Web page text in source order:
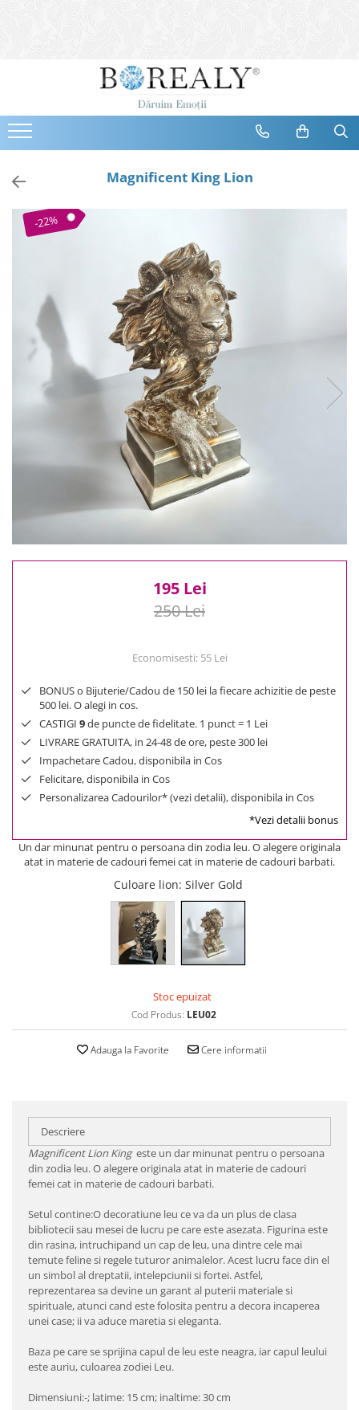
Bijuterii
Cercei
Bratari
Coliere
Brose
Tiare
Bijuterii Copii
Bijuterii Mirese
Selectii
Cele mai noi
100 Lei - 200 Lei
200 Lei - 300 Lei
300 Lei - 500 Lei
Magnificent King Lion
-22%
195 Lei
250 Lei
Economisesti: 55 Lei
BONUS o Bijuterie/Cadou de 150 lei la fiecare achizitie de peste
500 lei. O alegi in cos.
CASTIGI 9de puncte de fidelitate. 1 punct = 1 Lei
LIVRARE GRATUITA, in 24-48 de ore, peste 300 lei
Impachetare Cadou, disponibila in Cos
Felicitare, disponibila in Cos
Personalizarea Cadourilor* (vezi detalii), disponibila in Cos
*Vezi detalii bonus
Un dar minunat pentru o persoana din zodia leu. O alegere originala
atat in materie de cadouri femei cat in materie de cadouri barbati.
Culoare lion: Silver Gold
Stoc epuizat
Cod Produs: LEU02
Adauga la Favorite Cere informatii
Descriere
Magnificent Lion Kingeste un dar minunat pentru o persoana
din zodia leu. O alegere originala atat in materie de cadouri
femei cat in materie de cadouri barbati.
Setul contine:O decoratiune leu ce va da un plus de clasa
bibliotecii sau mesei de lucru pe care este asezata. Figurina este
din rasina, intruchipand un cap de leu, una dintre cele mai
temute feline si regele tuturor animalelor. Acest lucru face din el
un simbol al dreptatii, intelepciunii si fortei. Astfel,
reprezentarea sa devine un garant al puterii materiale si
spirituale, atunci cand este folosita pentru a decora incaperea
unei case; ii va aduce maretia si eleganta.
Baza pe care se sprijina capul de leu este neagra, iar capul leului
este auriu, culoarea zodiei Leu.
Dimensiuni:-; latime: 15 cm; inaltime: 30 cm